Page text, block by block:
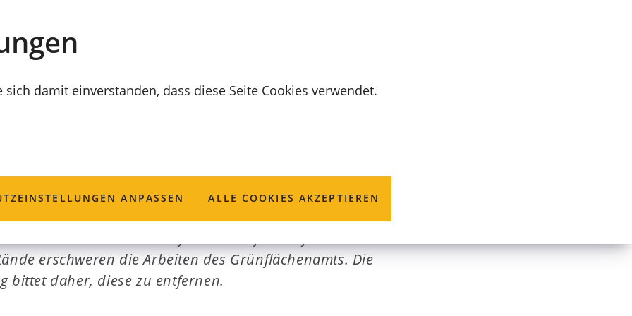
damit einverstanden, dass diese Seite Cookies verwendet.
ANPASSEN ALLE COOKIES AKZEPTIEREN
beginnen Ende Juni
erschweren die Arbeiten des Grünflächenamts. Die
bittet daher, diese zu entfernen.